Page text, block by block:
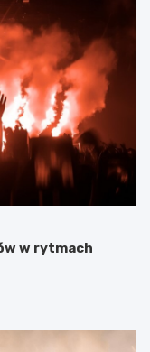
w rytmach